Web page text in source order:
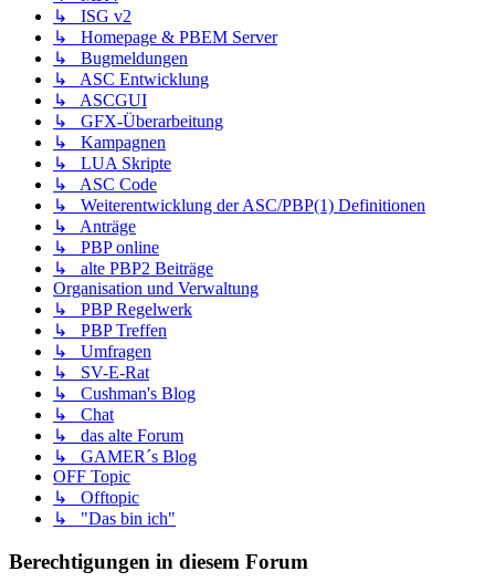
↳ ISG v2
↳ Homepage & PBEM Server
↳ Bugmeldungen
↳ ASC Entwicklung
↳ ASCGUI
↳ GFX-Überarbeitung
↳ Kampagnen
↳ LUA Skripte
↳ ASC Code
↳ Weiterentwicklung der ASC/PBP(1) Definitionen
↳ Anträge
↳ PBP online
↳ alte PBP2 Beiträge
Organisation und Verwaltung
↳ PBP Regelwerk
↳ PBP Treffen
↳ Umfragen
↳ SV-E-Rat
↳ Cushman's Blog
↳ Chat
↳ das alte Forum
↳ GAMER´s Blog
OFF Topic
↳ Offtopic
↳ "Das bin ich"
Berechtigungen in diesem Forum